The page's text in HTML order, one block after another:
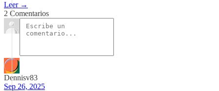
Leer →
2 Comentarios
Dennisv83
Sep 26, 2025